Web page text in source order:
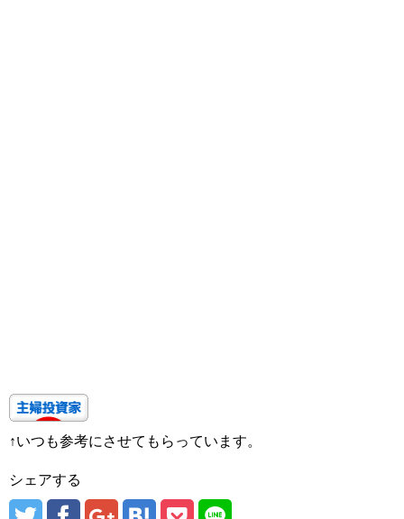
↑いつも参考にさせてもらっています。
シェアする